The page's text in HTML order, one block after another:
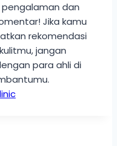
pengalaman dan
Jika kamu
rekomendasi
jangan
para ahli di